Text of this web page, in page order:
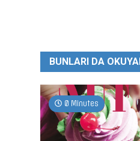
BUNLARI DA
0 Minutes